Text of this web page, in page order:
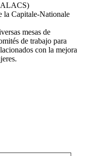
la Capitale-Nationale
mesas de
de trabajo para
con la mejora